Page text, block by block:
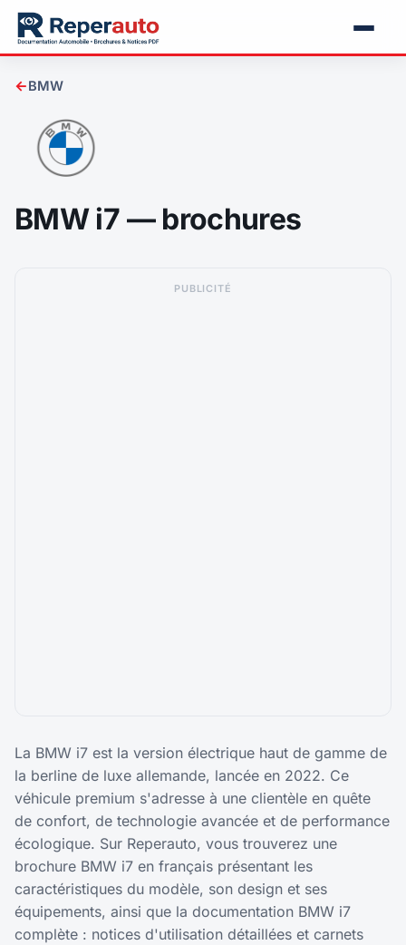
←BMW
BMW i7 — brochures
PUBLICITÉ
La BMW i7 est la version électrique haut de gamme de
la berline de luxe allemande, lancée en 2022. Ce
véhicule premium s'adresse à une clientèle en quête
de confort, de technologie avancée et de performance
écologique. Sur Reperauto, vous trouverez une
brochure BMW i7 en français présentant les
caractéristiques du modèle, son design et ses
équipements, ainsi que la documentation BMW i7
complète : notices d'utilisation détaillées et carnets